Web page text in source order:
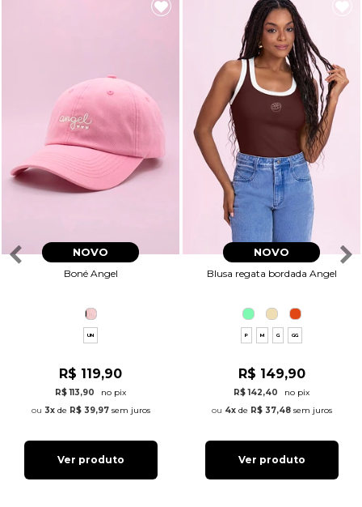
NOVO
Boné Angel
UN
R$ 119,90
R$ 113,90
no pix
3xde R$ 39,97sem juros
Ver produto
NOVO
Blusa regata bordada Angel
P M G GG
R$ 149,90
R$ 142,40
no pix
4xde R$ 37,48sem juros
Ver produto